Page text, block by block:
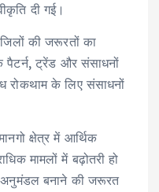
दी गई।
की जरूरतों का
ट्रेंड और संसाधनों
रोकथाम के लिए संसाधनों
क्षेत्र में आर्थिक
मामलों में बढ़ोतरी हो
अनुमंडल बनाने की जरूरत